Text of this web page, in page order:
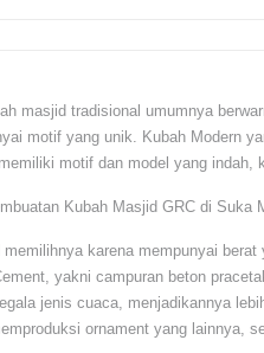
masjid tradisional umumnya
motif yang unik. Kubah Modern
motif dan model yang
karena mempunyai
yakni campuran beton
jenis cuaca, menjadikannya
ornament yang lainnya,